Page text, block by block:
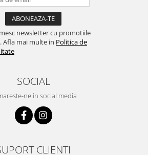
newsletter cu promotiile
Afla mai multe in Politica de
SOCIAL
ne in social media
CLIENTI